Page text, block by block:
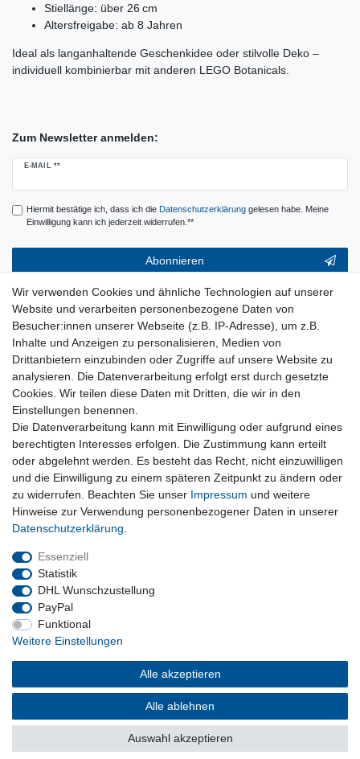
Stiellänge: über 26 cm
Altersfreigabe: ab 8 Jahren
Ideal als langanhaltende Geschenkidee oder stilvolle Deko –
individuell kombinierbar mit anderen LEGO Botanicals.
Zum Newsletter anmelden:
E-MAIL **
Newsletter
Hiermit bestätige ich, dass ich die Daten­schutz­erklärunggelesen habe. Meine
Einwilligung kann ich jederzeit widerrufen.**
Abonnieren
** Hierbei handelt es sich um ein Pflichtfeld.
Service & Hilfe
Kontakt
Warenkorb
Zur Kasse
Nützliches
Newsletter abmelden
Widerrufsformular
Vertrag Widerrufen
Rechtliches
Impressum
Wiederrufsrecht
AGB
Privatkunden
Neukundenanmeldung
Mein Konto
Wir verwenden Cookies und ähnliche Technologien auf unserer
Website und verarbeiten personenbezogene Daten von
Besucher:innen unserer Webseite (z.B. IP-Adresse), um z.B.
Inhalte und Anzeigen zu personalisieren, Medien von
Drittanbietern einzubinden oder Zugriffe auf unsere Website zu
analysieren. Die Datenverarbeitung erfolgt erst durch gesetzte
Cookies. Wir teilen diese Daten mit Dritten, die wir in den
Einstellungen benennen.
Die Datenverarbeitung kann mit Einwilligung oder aufgrund eines
berechtigten Interesses erfolgen. Die Zustimmung kann erteilt
oder abgelehnt werden. Es besteht das Recht, nicht einzuwilligen
und die Einwilligung zu einem späteren Zeitpunkt zu ändern oder
zu widerrufen. Beachten Sie unser Impressum und weitere
Hinweise zur Verwendung personenbezogener Daten in unserer
Daten­schutz­erklärung
Essenziell
Statistik
DHL Wunschzustellung
PayPal
Funktional
Weitere Einstellungen
Alle akzeptieren
Alle ablehnen
Auswahl akzeptieren